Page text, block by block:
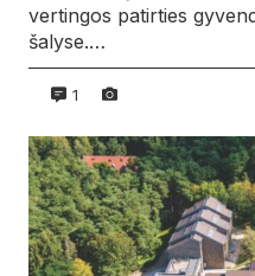
vertingos patirties
šalyse.…
1